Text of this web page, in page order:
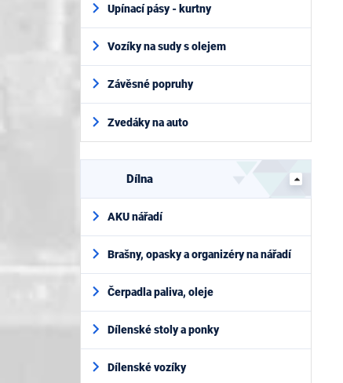
Upínací pásy - kurtny
Vozíky na sudy s olejem
Závěsné popruhy
Zvedáky na auto
Dílna
AKU nářadí
Brašny, opasky a organizéry na nářadí
Čerpadla paliva, oleje
Dílenské stoly a ponky
Dílenské vozíky